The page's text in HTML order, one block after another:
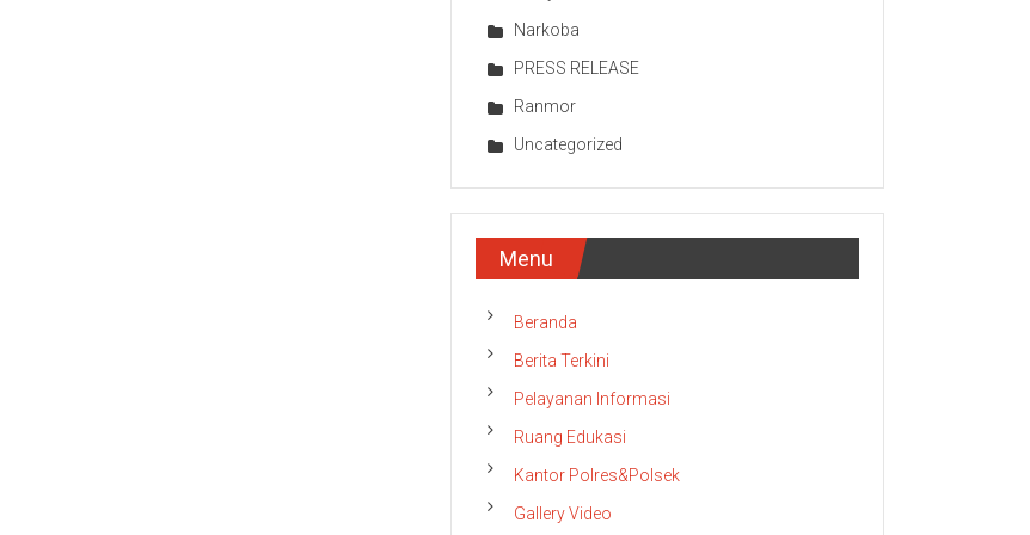
Narkoba
PRESS RELEASE
Ranmor
Uncategorized
Menu
Beranda
Berita Terkini
Pelayanan Informasi
Ruang Edukasi
Kantor Polres&Polsek
Gallery Video